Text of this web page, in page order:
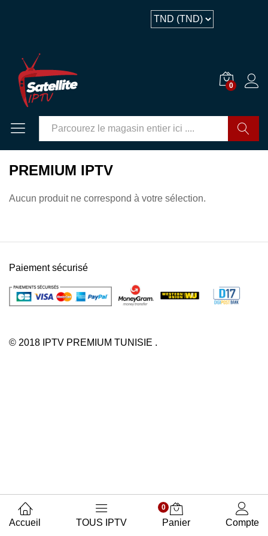
0
GO
PREMIUM IPTV
Aucun produit ne correspond à votre sélection.
© 2018 IPTV PREMIUM TUNISIE .
Paiement sécurisé
Accueil TOUS IPTV
0
Panier Compte